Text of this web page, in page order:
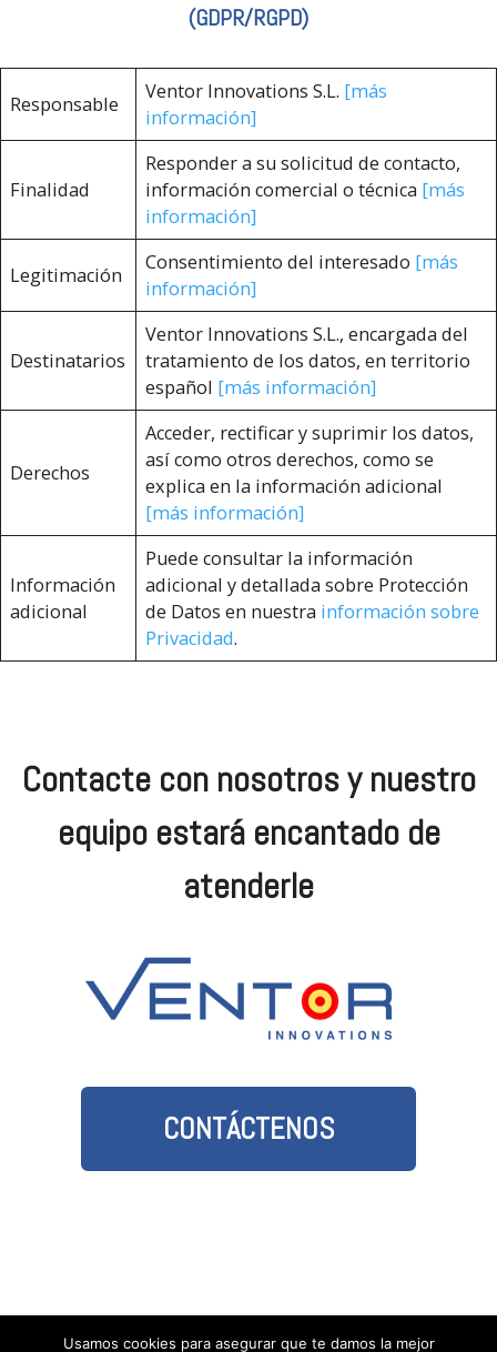
(GDPR/RGPD)
Responsable
Ventor Innovations S.L. [más
información]
Finalidad
Responder a su solicitud de contacto,
información comercial o técnica [más
información]
Legitimación
Consentimiento del interesado [más
información]
Destinatarios
Ventor Innovations S.L., encargada del
tratamiento de los datos, en territorio
español [más información]
Derechos
Acceder, rectificar y suprimir los datos,
así como otros derechos, como se
explica en la información adicional
[más información]
Información
adicional
Puede consultar la información
adicional y detallada sobre Protección
de Datos en nuestra información sobre
Privacidad.
Contacte con nosotros y nuestro
equipo estará encantado de
atenderle
CONTÁCTENOS
Usamos cookies para asegurar que te damos la mejor